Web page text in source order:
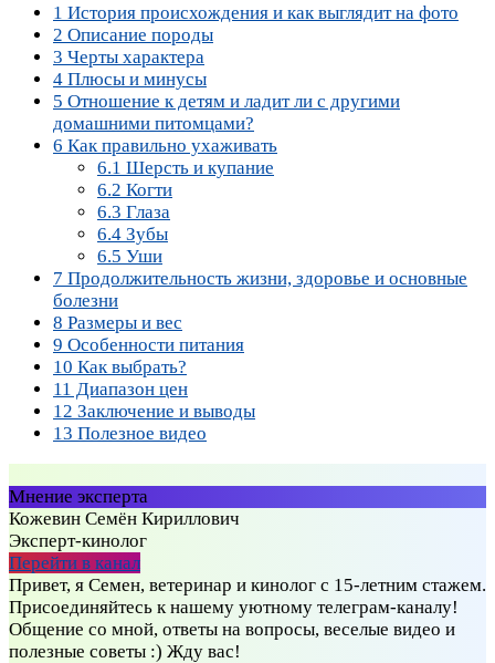
1 История происхождения и как выглядит на фото
2 Описание породы
3 Черты характера
4 Плюсы и минусы
5 Отношение к детям и ладит ли с другими
домашними питомцами?
6 Как правильно ухаживать
6.1 Шерсть и купание
6.2 Когти
6.3 Глаза
6.4 Зубы
6.5 Уши
7 Продолжительность жизни, здоровье и основные
болезни
8 Размеры и вес
9 Особенности питания
10 Как выбрать?
11 Диапазон цен
12 Заключение и выводы
13 Полезное видео
Мнение эксперта
Кожевин Семён Кириллович
Эксперт-кинолог
Перейти в канал
Привет, я Семен, ветеринар и кинолог с 15-летним стажем.
Присоединяйтесь к нашему уютному телеграм-каналу!
Общение со мной, ответы на вопросы, веселые видео и
полезные советы :) Жду вас!